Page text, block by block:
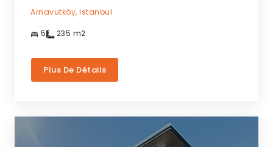
Arnavutköy, Istanbul
5 235 m2
Plus De Détails